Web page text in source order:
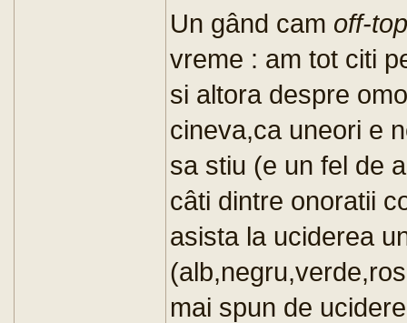
Un gând cam off-
vreme : am tot citi
si altora despre
cineva,ca uneori e
sa stiu (e un fel de
câti dintre onoratii
asista la uciderea
mai spun de